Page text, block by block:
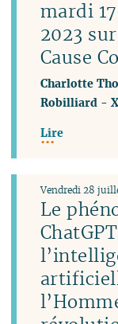
mardi
2023
Cause
Charlotte
Robilliard -
Lire
Le
Vendredi 28